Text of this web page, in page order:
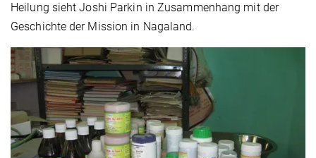
Heilung sieht Joshi Parkin in Zusammenhang mit der
Geschichte der Mission in Nagaland.